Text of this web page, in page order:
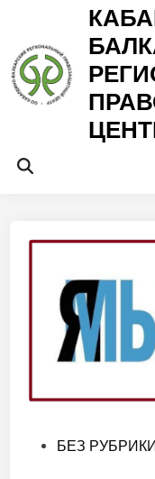
содержимому
Открыть
Опубликовано
БЕЗ